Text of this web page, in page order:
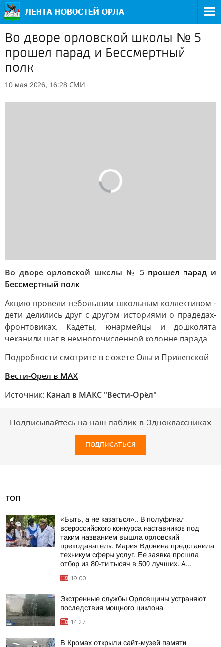
Во дворе орловской школы № 5
прошел парад и Бессмертный
полк
10 мая 2026, 16:28 СМИ
Во дворе орловской школы № 5 прошел парад и
Бессмертный полк
Акцию провели небольшим школьным коллективом -
дети делились друг с другом историями о прадедах-
фронтовиках. Кадеты, юнармейцы и дошколята
чеканили шаг в немногочисленной колонне парада.
Подробности смотрите в сюжете Ольги Прилепской
Вести-Орел в МАХ
Источник: Канал в МАКС "Вести-Орёл"
Подписывайтесь на наш паблик в Одноклассниках
ПОДПИСАТЬСЯ
ТОП
«Быть, а не казаться».. В полуфинал
всероссийского конкурса наставников под
таким названием вышла орловский
преподаватель. Мария Вдовина представила
техникум сферы услуг. Ее заявка прошла
отбор из 80-ти тысяч в 500 лучших. А...
19:00
Экстренные службы Орловщины устраняют
последствия мощного циклона
14:27
В Кромах открыли сайт-музей памяти